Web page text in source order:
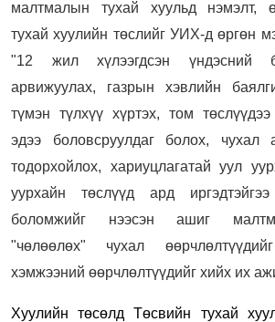
малтмалын тухай хуульд нэмэлт,
тухай хуулийн төслийг УИХ-д өргөн
"12 жил хүлээгдсэн үндэсний
арвижуулах, газрын хэвлийн
түмэн түлхүү хүртэх, том
эдээ боловсруулдаг болох, чухал
тодорхойлох, хариуцлагатай уул
уурхайн төслүүд ард
боломжийг нээсэн ашиг
"чөлөөлөх" чухал
хэмжээний өөрчлөлтүүдийг хийх их
Хуулийн төсөлд Төсвийн тухай